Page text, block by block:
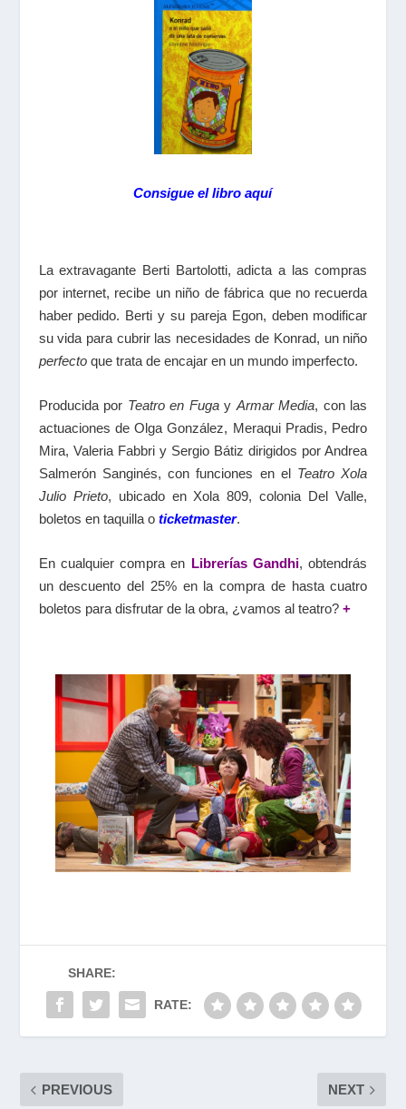
Consigue el libro aquí
La extravagante Berti Bartolotti, adicta a las compras
por internet, recibe un niño de fábrica que no recuerda
haber pedido. Berti y su pareja Egon, deben modificar
su vida para cubrir las necesidades de Konrad, un niño
perfectoque trata de encajar en un mundo imperfecto.
Producida por Teatro en Fugay Armar Media, con las
actuaciones de Olga González, Meraqui Pradis, Pedro
Mira, Valeria Fabbri y Sergio Bátiz dirigidos por Andrea
Salmerón Sanginés, con funciones en el Teatro Xola
Julio Prieto, ubicado en Xola 809, colonia Del Valle,
boletos en taquilla o ticketmaster.
En cualquier compra en Librerías Gandhi, obtendrás
un descuento del 25% en la compra de hasta cuatro
boletos para disfrutar de la obra, ¿vamos al teatro? +
SHARE:
RATE:
PREVIOUS NEXT